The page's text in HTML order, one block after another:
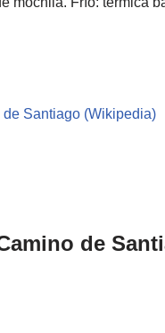
de Santiago (Wikipedia)
de